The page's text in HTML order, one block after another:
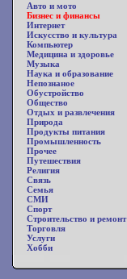
Авто и мото
Бизнес и финансы
Интернет
Искусство и культура
Компьютер
Медицина и здоровье
Музыка
Наука и образование
Непознаное
Обустройство
Общество
Отдых и развлечения
Природа
Продукты питания
Промышленность
Прочее
Путешествия
Религия
Связь
Семья
СМИ
Спорт
Строительство и ремонт
Торговля
Услуги
Хобби